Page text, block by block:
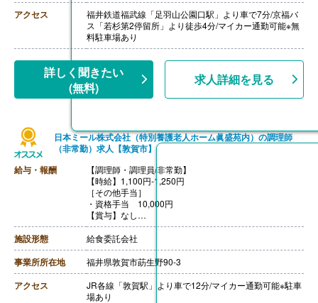
アクセス
福井鉄道福武線「足羽山公園口駅」より車で7分/京福バ
ス「若杉第2停留所」より徒歩4分/マイカー通勤可能※無
料駐車場あり
詳しく聞きたい
(無料)
求人詳細を見る
日本ミール株式会社（特別養護老人ホーム眞盛苑内）の調理師
（非常勤）求人【敦賀市】
給与・報酬
【調理師・調理員/非常勤】
【時給】1,100円‐1,250円
［その他手当］
・資格手当 10,000円
【賞与】なし
【通勤手当】あり（上限30,000円/月）
【昇給】あり（1月あたり3.00％-8.00％）※前年度実績
【退職金】あり※勤続10年以上
施設形態 給食委託会社
事業所所在地 福井県敦賀市莇生野90-3
アクセス
JR各線「敦賀駅」より車で12分/マイカー通勤可能※駐車
場あり